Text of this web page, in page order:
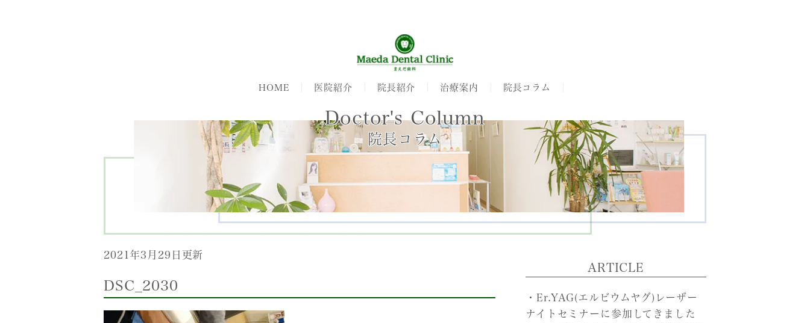
HOME 医院紹介 院長紹介 治療案内 院長コラム
Doctor's Column
院長コラム
2021年3月29日更新
DSC_2030
ARTICLE
・Er.YAG(エルビウムヤグ)レーザー
ナイトセミナーに参加してきました